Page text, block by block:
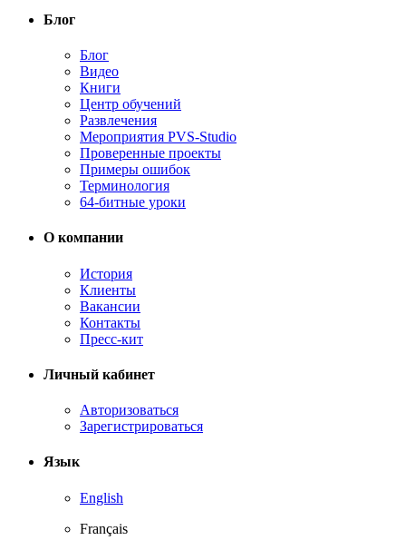
Блог
Блог
Видео
Книги
Центр обучений
Развлечения
Мероприятия PVS-Studio
Проверенные проекты
Примеры ошибок
Терминология
64-битные уроки
О компании
История
Клиенты
Вакансии
Контакты
Пресс-кит
Личный кабинет
Авторизоваться
Зарегистрироваться
Язык
English
Français